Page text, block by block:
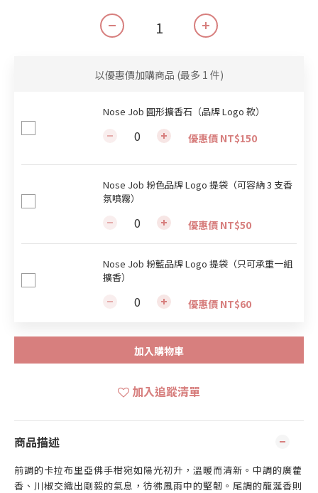
以優惠價加購商品 (最多 1 件)
Nose Job 圓形擴香石（品牌 Logo 款）
優惠價 NT$150
Nose Job 粉色品牌 Logo 提袋（可容納 3 支香
氛噴霧）
優惠價 NT$50
Nose Job 粉藍品牌 Logo 提袋（只可承重一組
擴香）
優惠價 NT$60
加入購物車
加入追蹤清單
商品描述
前調的卡拉布里亞佛手柑宛如陽光初升，溫暖而清新。中調的廣藿
香、川椒交織出剛毅的氣息，彷彿風雨中的堅韌。尾調的龍涎香則